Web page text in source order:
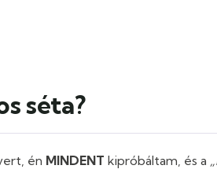
séta?
én MINDENT kipróbáltam, és a